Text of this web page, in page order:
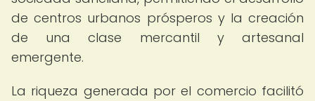
de centros urbanos prósperos y la creación
de una clase mercantil y artesanal
emergente.
La riqueza generada por el comercio facilitó